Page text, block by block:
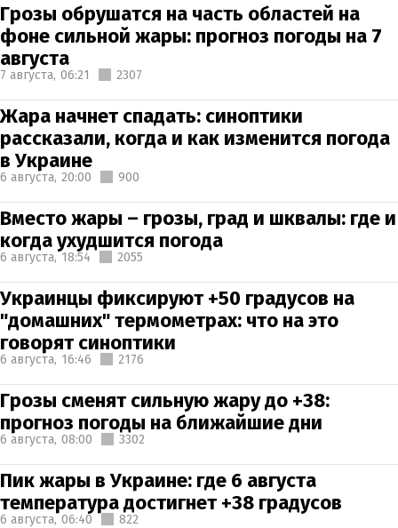
Грозы обрушатся на часть областей на
фоне сильной жары: прогноз погоды на 7
августа
7 августа, 06:21 2307
Жара начнет спадать: синоптики
рассказали, когда и как изменится погода
в Украине
6 августа, 20:00 900
Вместо жары – грозы, град и шквалы: где и
когда ухудшится погода
6 августа, 18:54 2055
Украинцы фиксируют +50 градусов на
"домашних" термометрах: что на это
говорят синоптики
6 августа, 16:46 2176
Грозы сменят сильную жару до +38:
прогноз погоды на ближайшие дни
6 августа, 08:00 3302
Пик жары в Украине: где 6 августа
температура достигнет +38 градусов
6 августа, 06:40 822